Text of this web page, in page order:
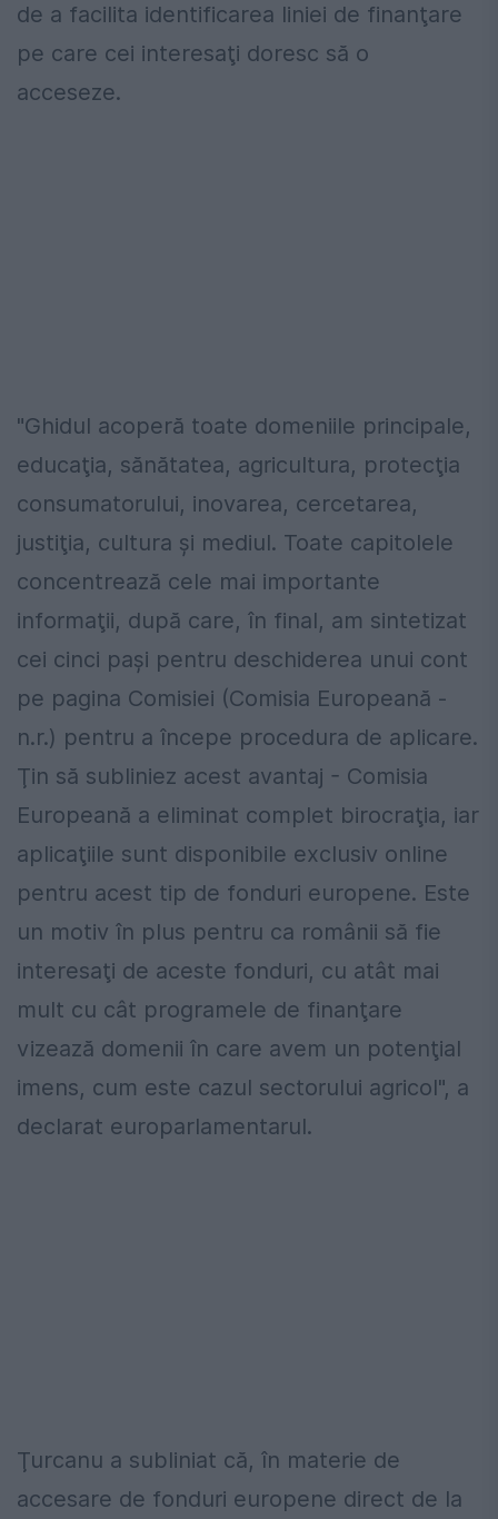
de a facilita identificarea liniei de finanţare
pe care cei interesaţi doresc să o
acceseze.
"Ghidul acoperă toate domeniile principale,
educaţia, sănătatea, agricultura, protecţia
consumatorului, inovarea, cercetarea,
justiţia, cultura şi mediul. Toate capitolele
concentrează cele mai importante
informaţii, după care, în final, am sintetizat
cei cinci paşi pentru deschiderea unui cont
pe pagina Comisiei (Comisia Europeană -
n.r.) pentru a începe procedura de aplicare.
Ţin să subliniez acest avantaj - Comisia
Europeană a eliminat complet birocraţia, iar
aplicaţiile sunt disponibile exclusiv online
pentru acest tip de fonduri europene. Este
un motiv în plus pentru ca românii să fie
interesaţi de aceste fonduri, cu atât mai
mult cu cât programele de finanţare
vizează domenii în care avem un potenţial
imens, cum este cazul sectorului agricol", a
declarat europarlamentarul.
Ţurcanu a subliniat că, în materie de
accesare de fonduri europene direct de la